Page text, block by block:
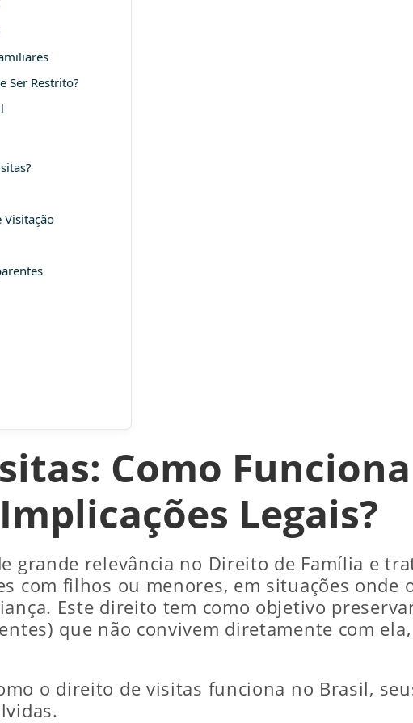
Ser Restrito?
Visitação
Como
Implicações Legais?
grande relevância no Direito de Família e
com filhos ou menores, em situações onde
Este direito tem como objetivo
que não convivem diretamente com
o direito de visitas funciona no Brasil,